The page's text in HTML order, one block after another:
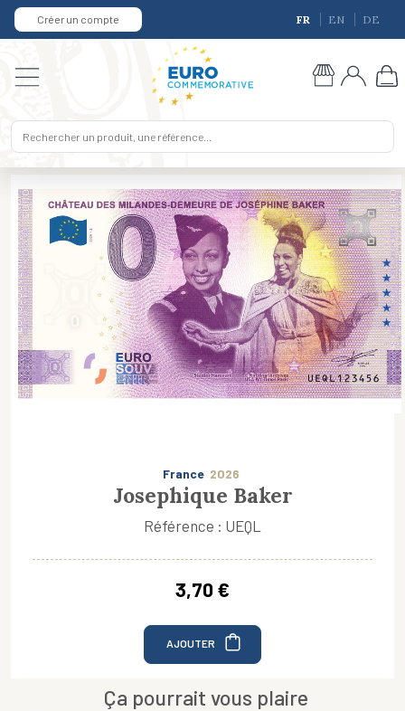
Créer un compte FR EN DE
France 2026
Josephique Baker
Référence : UEQL
3,70 €
AJOUTER
Ça pourrait vous plaire